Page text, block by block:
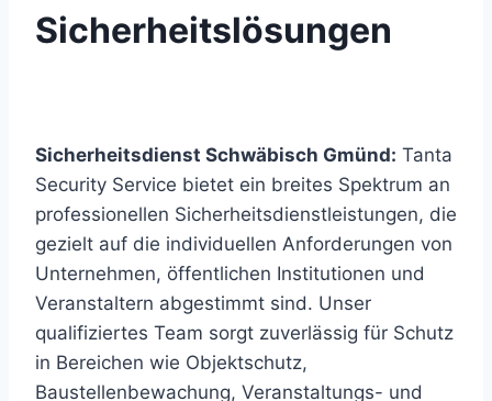
Sicherheitslösungen
Sicherheitsdienst Schwäbisch Gmünd: Tanta
Security Service bietet ein breites Spektrum an
professionellen Sicherheitsdienstleistungen, die
gezielt auf die individuellen Anforderungen von
Unternehmen, öffentlichen Institutionen und
Veranstaltern abgestimmt sind. Unser
qualifiziertes Team sorgt zuverlässig für Schutz
in Bereichen wie Objektschutz,
Baustellenbewachung, Veranstaltungs- und